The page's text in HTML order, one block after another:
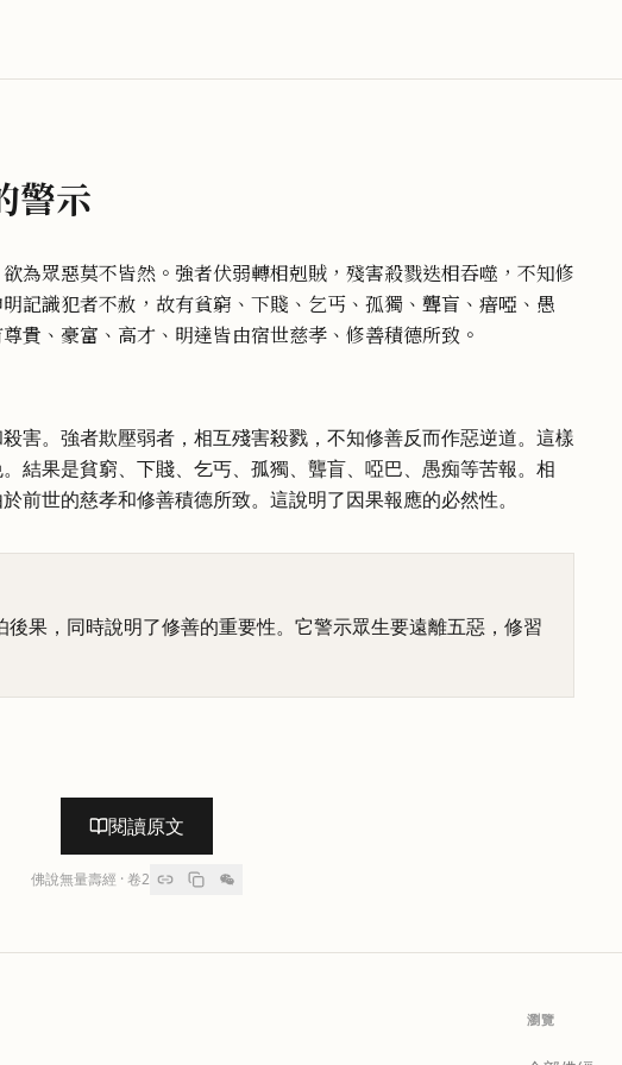
警示
為眾惡莫不皆然。強者伏弱轉相剋賊，殘害殺戮迭相吞噬，不知修
記識犯者不赦，故有貧窮、下賤、乞丐、孤獨、聾盲、瘖啞、愚
貴、豪富、高才、明達皆由宿世慈孝、修善積德所致。
。強者欺壓弱者，相互殘害殺戮，不知修善反而作惡逆道。這樣
結果是貧窮、下賤、乞丐、孤獨、聾盲、啞巴、愚痴等苦報。相
前世的慈孝和修善積德所致。這說明了因果報應的必然性。
果，同時說明了修善的重要性。它警示眾生要遠離五惡，修習
閱讀原文
佛說無量壽經 · 卷2
瀏覽